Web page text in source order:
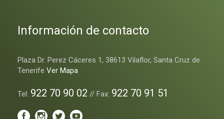
Información de contacto
Plaza Dr. Perez Cáceres 1, 38613 Vilaflor, Santa Cruz de
Tenerife Ver Mapa
Tel: 922 70 90 02 // Fax: 922 70 91 51